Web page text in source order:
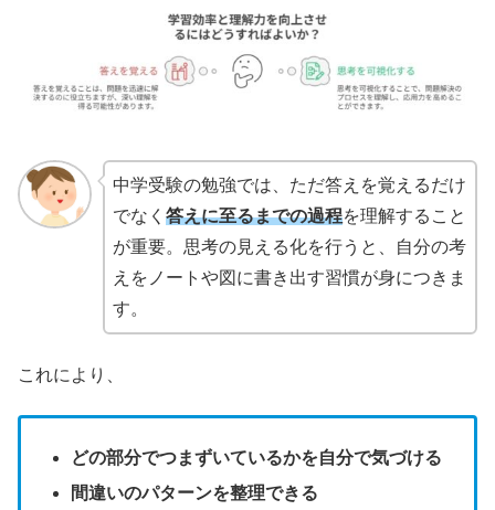
中学受験の勉強では、ただ答えを覚えるだけ
でなく 答えに至るまでの過程を理解すること
が重要。思考の見える化を行うと、自分の考
えをノートや図に書き出す習慣が身につきま
す。
これにより、
どの部分でつまずいているかを自分で気づける
間違いのパターンを整理できる